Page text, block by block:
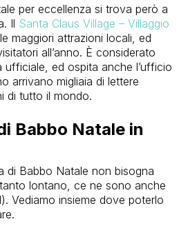
per eccellenza si trova però a
Il Santa Claus Village – Villaggio
maggiori attrazioni locali, ed
all’anno. È considerato
ufficiale, ed ospita anche l’ufficio
arrivano migliaia di lettere
di tutto il mondo.
Babbo Natale in
di Babbo Natale non bisogna
lontano, ce ne sono anche
Vediamo insieme dove poterlo